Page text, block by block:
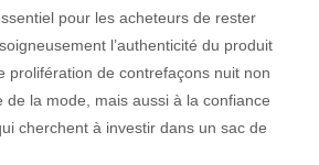
pour les acheteurs de rester
l’authenticité du produit
prolifération de contrefaçons nuit non
de la mode, mais aussi à la confiance
cherchent à investir dans un sac de